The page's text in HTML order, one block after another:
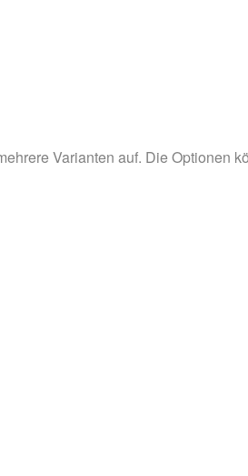
Varianten auf. Die Optionen